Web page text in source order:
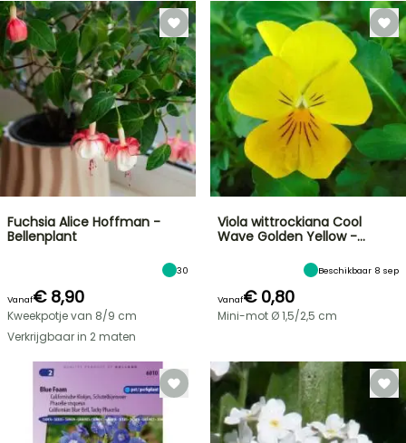
Fuchsia Alice Hoffman -
Bellenplant
30
Vanaf€ 8,90
Kweekpotje van 8/9 cm
Verkrijgbaar in 2 maten
Viola wittrockiana Cool
Wave Golden Yellow -…
Beschikbaar 8 sep
Vanaf€ 0,80
Mini-mot Ø 1,5/2,5 cm